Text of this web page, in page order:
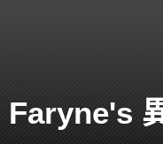
Faryne's